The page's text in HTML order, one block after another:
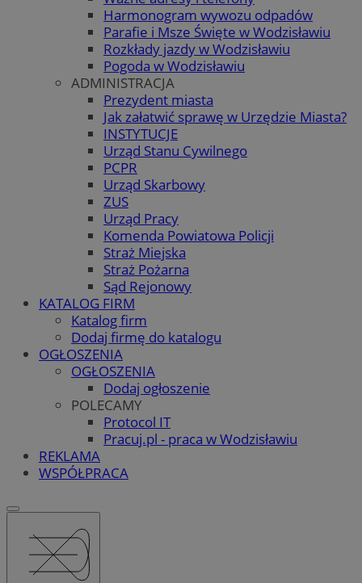
Harmonogram wywozu odpadów
Parafie i Msze Święte w Wodzisławiu
Rozkłady jazdy w Wodzisławiu
Pogoda w Wodzisławiu
ADMINISTRACJA
Prezydent miasta
Jak załatwić sprawę w Urzędzie Miasta?
INSTYTUCJE
Urząd Stanu Cywilnego
PCPR
Urząd Skarbowy
ZUS
Urząd Pracy
Komenda Powiatowa Policji
Straż Miejska
Straż Pożarna
Sąd Rejonowy
KATALOG FIRM
Katalog firm
Dodaj firmę do katalogu
OGŁOSZENIA
OGŁOSZENIA
Dodaj ogłoszenie
POLECAMY
Protocol IT
Pracuj.pl - praca w Wodzisławiu
REKLAMA
WSPÓŁPRACA